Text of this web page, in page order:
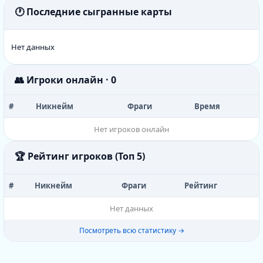
🕐 Последние сыгранные карты
Нет данных
👥 Игроки онлайн · 0
# Никнейм Фраги Время
Нет игроков онлайн
🏆 Рейтинг игроков (Топ 5)
# Никнейм Фраги Рейтинг
Нет данных
Посмотреть всю статистику →